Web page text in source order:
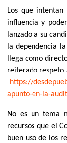
Los que
influencia y
lanzado a su
la dependencia
llega como
reiterado respeto
https://
apunto-en-la-
No es un tema
recursos que el
buen uso de los